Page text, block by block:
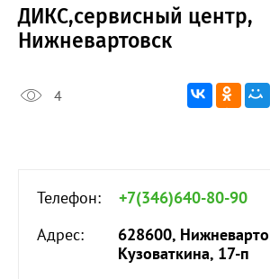
ДИКС,сервисный центр,
Нижневартовск
4
Телефон:
+7(346)640-80-90
Адрес:
628600,
Кузоваткина, 17-п